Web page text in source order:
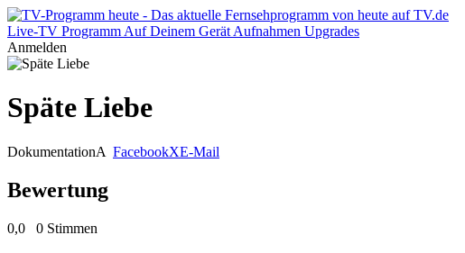
Live-TV Programm Auf Deinem Gerät Aufnahmen Upgrades
Anmelden
Späte Liebe
DokumentationA FacebookXE-Mail
Bewertung
0,0 0 Stimmen